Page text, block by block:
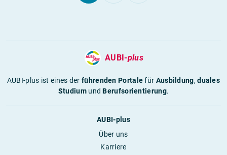
AUBI-plus
AUBI-plus ist eines derführenden Portalefür Ausbildung,duales
StudiumundBerufsorientierung.
AUBI-plus
Über uns
Karriere